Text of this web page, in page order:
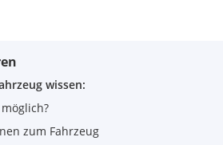
wissen:
zum Fahrzeug